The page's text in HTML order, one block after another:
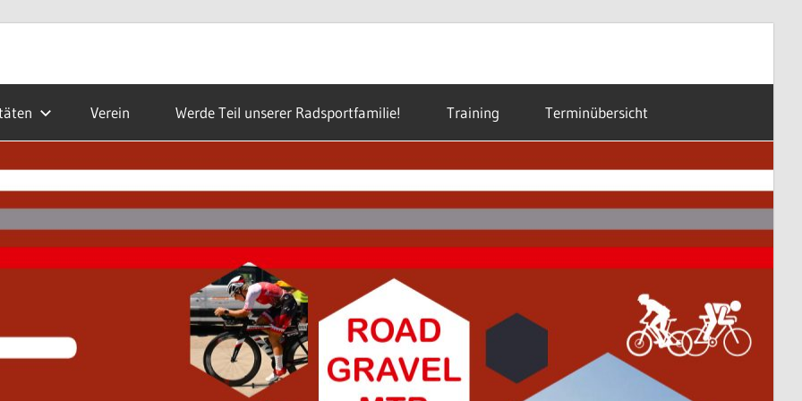
Verein Werde Teil unserer Radsportfamilie! Training Terminübersicht